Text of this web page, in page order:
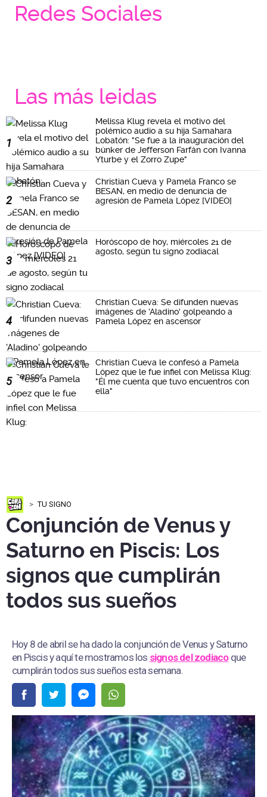
Redes Sociales
Las más leidas
1
Melissa Klug revela el motivo del
polémico audio a su hija Samahara
Lobatón: "Se fue a la inauguración del
búnker de Jefferson Farfán con Ivanna
Yturbe y el Zorro Zupe"
2
Christian Cueva y Pamela Franco se
BESAN, en medio de denuncia de
agresión de Pamela López [VIDEO]
3
Horóscopo de hoy, miércoles 21 de
agosto, según tu signo zodiacal
4
Christian Cueva: Se difunden nuevas
imágenes de 'Aladino' golpeando a
Pamela López en ascensor
5
Christian Cueva le confesó a Pamela
López que le fue infiel con Melissa Klug:
"Él me cuenta que tuvo encuentros con
ella"
TU SIGNO
Conjunción de Venus y
Saturno en Piscis: Los
signos que cumplirán
todos sus sueños
Hoy 8 de abril se ha dado la conjunción de Venus y Saturno
en Piscis y aquí te mostramos los signos del zodiacoque
cumplirán todos sus sueños esta semana.